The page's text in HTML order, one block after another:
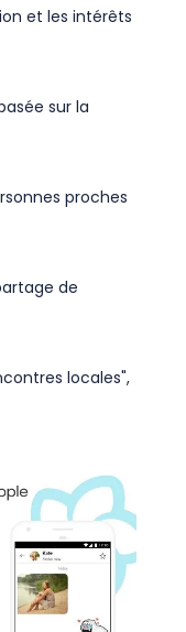
et les intérêts
sur la
proches
de
locales",